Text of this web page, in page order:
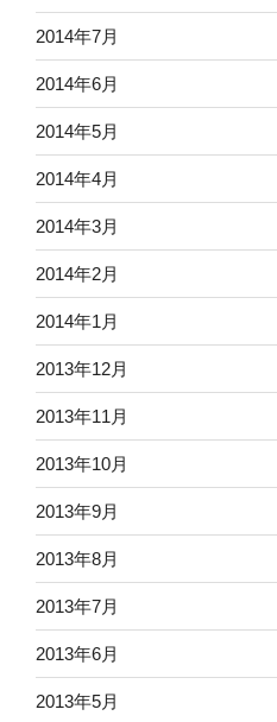
2014年7月
2014年6月
2014年5月
2014年4月
2014年3月
2014年2月
2014年1月
2013年12月
2013年11月
2013年10月
2013年9月
2013年8月
2013年7月
2013年6月
2013年5月